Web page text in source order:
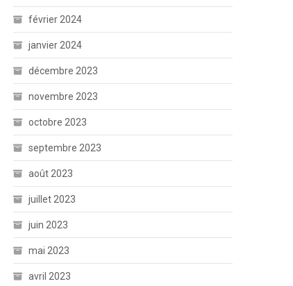
février 2024
janvier 2024
décembre 2023
novembre 2023
octobre 2023
septembre 2023
août 2023
juillet 2023
juin 2023
mai 2023
avril 2023